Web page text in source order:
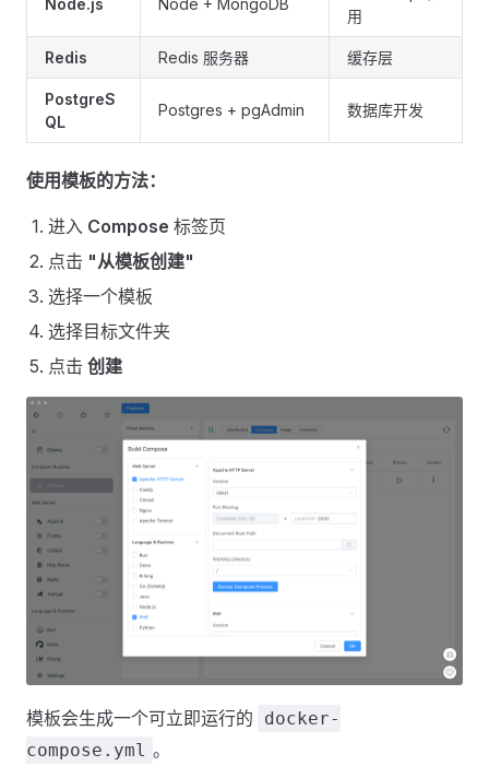
用
Redis Redis 服务器 缓存层
PostgreS
QL
Postgres + pgAdmin 数据库开发
使用模板的方法：
进入 Compose 标签页
点击 "从模板创建"
选择一个模板
选择目标文件夹
点击 创建
模板会生成一个可立即运行的
docker-
compose.yml 。